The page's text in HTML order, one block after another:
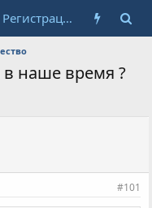
Регистрация
наше время ?
#101